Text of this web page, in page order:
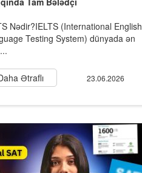
Nədir?IELTS (International English
Testing System) dünyada ən
Ətraflı 23.06.2026